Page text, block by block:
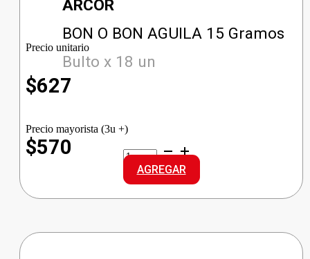
ARCOR
BON O BON AGUILA 15 Gramos
Bulto x 18 un
Precio unitario
$627
Precio mayorista (3u +)
$570
BON
O
BON
AGUILA
cantidad
AGREGAR